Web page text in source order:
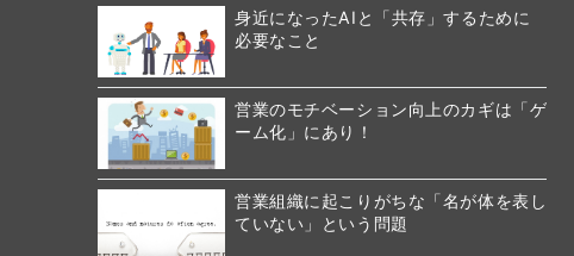
身近になったAIと「共存」するために
必要なこと
営業のモチベーション向上のカギは「ゲ
ーム化」にあり！
営業組織に起こりがちな「名が体を表し
ていない」という問題